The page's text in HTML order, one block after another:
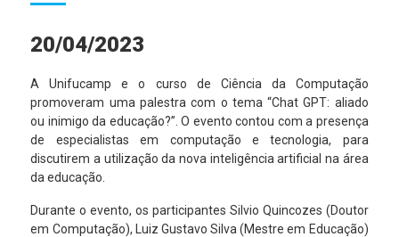
20/04/2023
A Unifucamp e o curso de Ciência da Computação
promoveram uma palestra com o tema “Chat GPT: aliado
ou inimigo da educação?”. O evento contou com a presença
de especialistas em computação e tecnologia, para
discutirem a utilização da nova inteligência artificial na área
da educação.
Durante o evento, os participantes Silvio Quincozes (Doutor
em Computação), Luiz Gustavo Silva (Mestre em Educação)